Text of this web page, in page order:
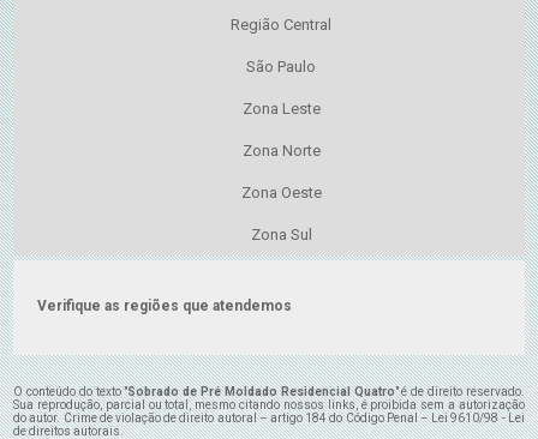
Região Central
São Paulo
Zona Leste
Zona Norte
Zona Oeste
Zona Sul
Verifique as regiões que atendemos
O conteúdo do texto "Sobrado de Pré Moldado Residencial Quatro" é de direito reservado.
Sua reprodução, parcial ou total, mesmo citando nossos links, é proibida sem a autorização
do autor. Crime de violação de direito autoral – artigo 184 do Código Penal –Lei 9610/98 - Lei
de direitos autorais.